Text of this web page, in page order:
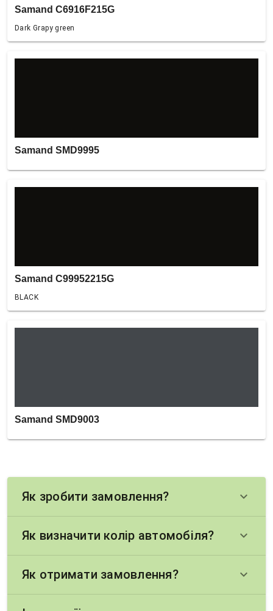
Samand C6916F215G
Dark Grapy green
Samand SMD9995
Samand C99952215G
BLACK
Samand SMD9003
Як зробити замовлення? keyboard_arrow_down
Як визначити колір автомобіля? keyboard_arrow_down
Як отримати замовлення? keyboard_arrow_down